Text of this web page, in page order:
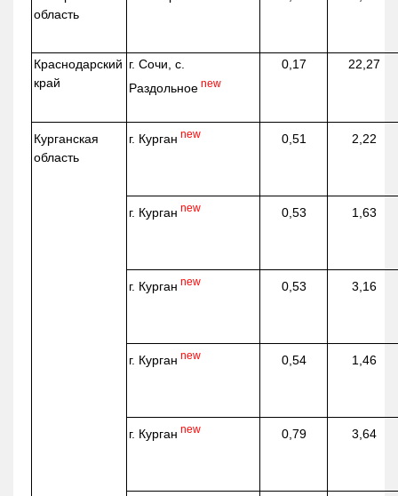
область
Краснодарский
край
г. Сочи, с.
Раздольное new
0,17 22,27
Курганская
область
г. Курган new 0,51 2,22
г. Курган new 0,53 1,63
г. Курган new 0,53 3,16
г. Курган new 0,54 1,46
г. Курган new 0,79 3,64